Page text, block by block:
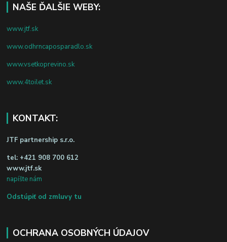
NAŠE ĎALŠIE WEBY:
www.jtf.sk
www.odhrncaposparadlo.sk
www.vsetkoprevino.sk
www.4toilet.sk
KONTAKT:
JTF partnership s.r.o.
tel: +421 908 700 612
www.jtf.sk
napíšte nám
Odstúpiť od zmluvy tu
OCHRANA OSOBNÝCH ÚDAJOV